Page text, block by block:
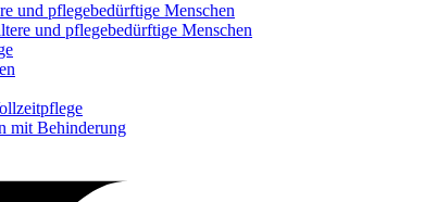
und pflegebedürftige Menschen
und pflegebedürftige Menschen
mit Behinderung